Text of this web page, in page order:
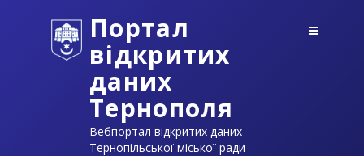
Портал
відкритих
даних
Тернополя
Вебпортал відкритих даних
Тернопільської міської ради